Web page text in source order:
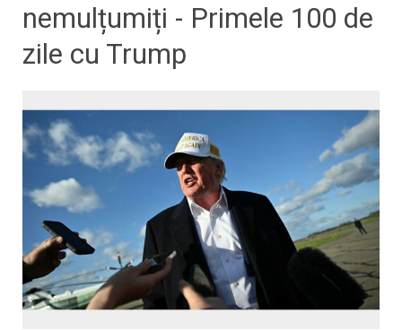
nemulțumiți - Primele 100 de
zile cu Trump